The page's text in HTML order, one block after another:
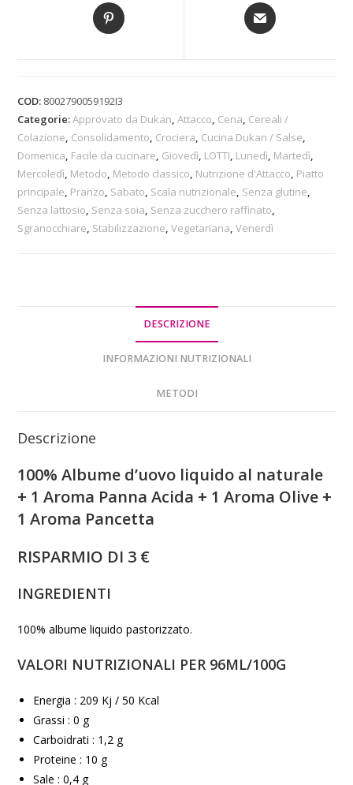
COD: 8002790059192I3
Categorie:Approvato da Dukan ,Attacco Cena Cereali /
Colazione Consolidamento Crociera Cucina Dukan / Salse
Domenica Facile da cucinare Giovedì LOTTI Lunedì Martedì
Mercoledì Metodo Metodo classico Nutrizione d'Attacco Piatto
principale Pranzo Sabato Scala nutrizionale Senza glutine
Senza lattosio Senza soia Senza zucchero raffinato
Sgranocchiare Stabilizzazione ,Vegetariana ,Venerdì
DESCRIZIONE
INFORMAZIONI NUTRIZIONALI
METODI
Descrizione
100% Albume d’uovo liquido al naturale
+ 1 Aroma Panna Acida + 1 Aroma Olive +
1 Aroma Pancetta
RISPARMIO DI 3 €
INGREDIENTI
100% albume liquido pastorizzato.
VALORI NUTRIZIONALI PER 96ML/100G
Energia : 209 Kj / 50 Kcal
Grassi : 0 g
Carboidrati : 1,2 g
Proteine : 10 g
Sale : 0,4 g